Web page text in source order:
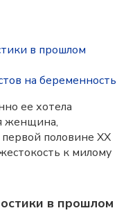
в прошлом
на беременность
ее хотела
женщина,
половине XX
к милому
в прошлом